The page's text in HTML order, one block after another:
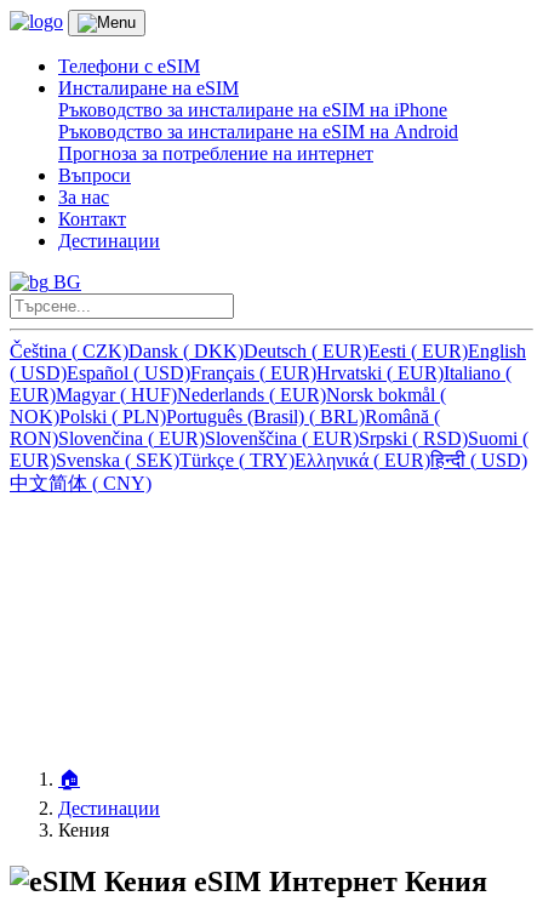
Телефони с eSIM
Инсталиране на eSIM
Ръководство за инсталиране на eSIM на iPhone
Ръководство за инсталиране на eSIM на Android
Прогноза за потребление на интернет
Въпроси
За нас
Контакт
Дестинации
BG
Čeština ( CZK)Dansk ( DKK)Deutsch ( EUR)Eesti ( EUR)English
( USD)Español ( USD)Français ( EUR)Hrvatski ( EUR)Italiano (
EUR)Magyar( HUF)Nederlands ( EUR)Norsk bokmål (
NOK)Polski ( PLN)Português (Brasil) ( BRL)Română (
RON)Slovenčina ( EUR)Slovenščina ( EUR)Srpski ( RSD)Suomi (
EUR)Svenska ( SEK)Türkçe ( TRY)Ελληνικά ( EUR)हिन्दी ( USD)
中文简体 ( CNY)
🏠
Дестинации
Кения
eSIM Интернет Кения